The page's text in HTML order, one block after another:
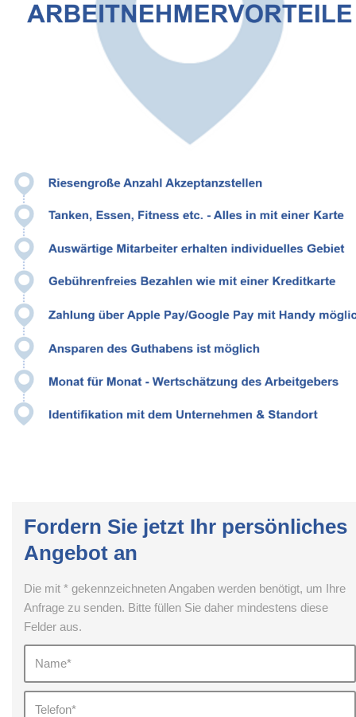
Fordern Sie jetzt Ihr persönliches
Angebot an
Die mit * gekennzeichneten Angaben werden benötigt, um Ihre
Anfrage zu senden. Bitte füllen Sie daher mindestens diese
Felder aus.